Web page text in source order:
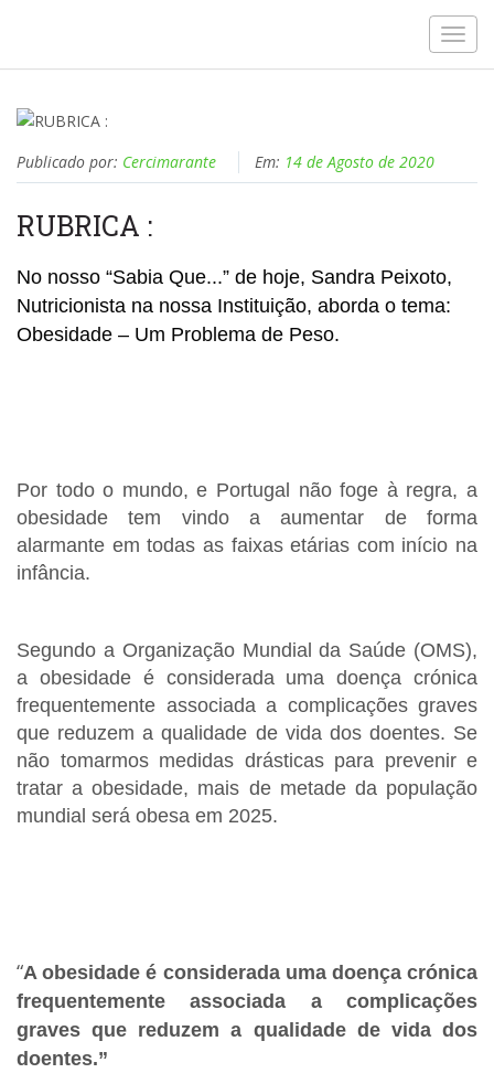
Publicado por: Cercimarante Em: 14 de Agosto de 2020
RUBRICA :
No nosso “Sabia Que...” de hoje, Sandra Peixoto,
Nutricionista na nossa Instituição, aborda o tema:
Obesidade – Um Problema de Peso.
Por todo o mundo, e Portugal não foge à regra, a
obesidade tem vindo a aumentar de forma
alarmante em todas as faixas etárias com início na
infância.
Segundo a Organização Mundial da Saúde (OMS),
a obesidade é considerada uma doença crónica
frequentemente associada a complicações graves
que reduzem a qualidade de vida dos doentes. Se
não tomarmos medidas drásticas para prevenir e
tratar a obesidade, mais de metade da população
mundial será obesa em 2025.
“A obesidade é considerada uma doença crónica
frequentemente associada a complicações
graves que reduzem a qualidade de vida dos
doentes.”